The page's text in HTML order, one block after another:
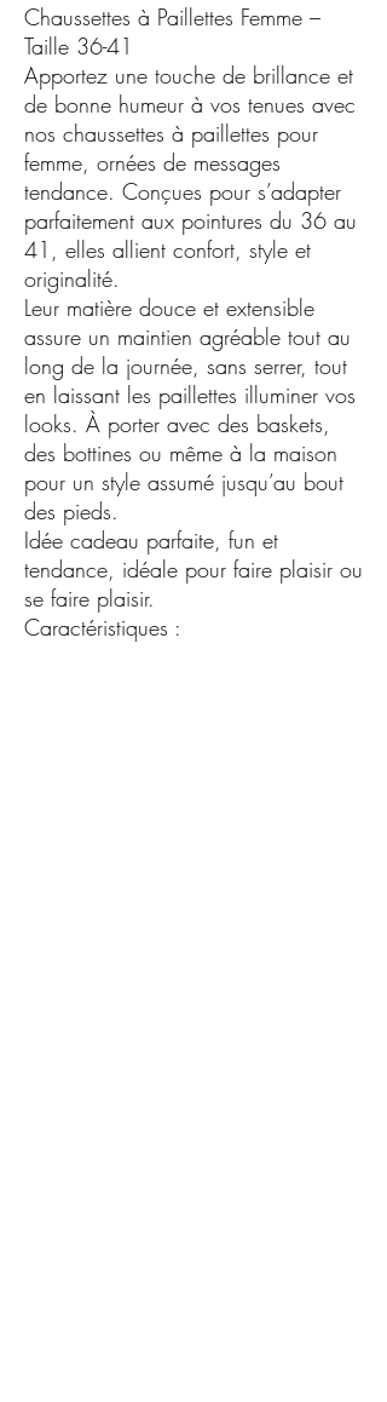
Chaussettes à Paillettes Femme –
Taille 36-41
Apportez une touche de brillance et
de bonne humeur à vos tenues avec
nos chaussettes à paillettes pour
femme, ornées de messages
tendance. Conçues pour s’adapter
parfaitement aux pointures du 36 au
41, elles allient confort, style et
originalité.
Leur matière douce et extensible
assure un maintien agréable tout au
long de la journée, sans serrer, tout
en laissant les paillettes illuminer vos
looks. À porter avec des baskets,
des bottines ou même à la maison
pour un style assumé jusqu’au bout
des pieds.
Idée cadeau parfaite, fun et
tendance, idéale pour faire plaisir ou
se faire plaisir.
Caractéristiques :